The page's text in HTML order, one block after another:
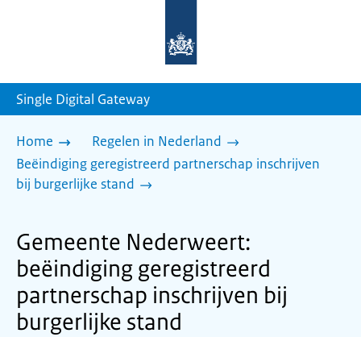
homepage
Single Digital Gateway
Home
Regelen in Nederland
Beëindiging geregistreerd partnerschap inschrijven
bij burgerlijke stand
Gemeente Nederweert:
beëindiging geregistreerd
partnerschap inschrijven bij
burgerlijke stand